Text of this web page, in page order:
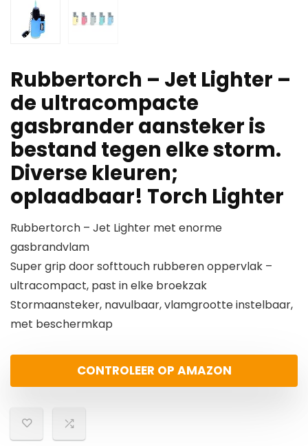
Rubbertorch – Jet Lighter –
de ultracompacte
gasbrander aansteker is
bestand tegen elke storm.
Diverse kleuren;
oplaadbaar! Torch Lighter
Rubbertorch – Jet Lighter met enorme
gasbrandvlam
Super grip door softtouch rubberen oppervlak –
ultracompact, past in elke broekzak
Stormaansteker, navulbaar, vlamgrootte instelbaar,
met beschermkap
CONTROLEER OP AMAZON